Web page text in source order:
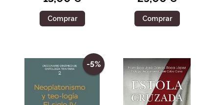
Comprar Comprar
-5%